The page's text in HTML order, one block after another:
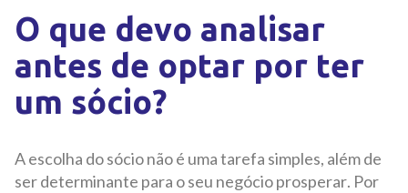
O que devo analisar
antes de optar por ter
um sócio?
A escolha do sócio não é uma tarefa simples, além de
ser determinante para o seu negócio prosperar. Por